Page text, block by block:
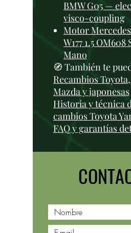
BMW G05 —
visco-coupling
Motor
W177 1.5 OM608
Mano
🧭 También te
Recambios
Mazda y japonesas
Historia y técnica
cambios Toyota
FAQ y garantías